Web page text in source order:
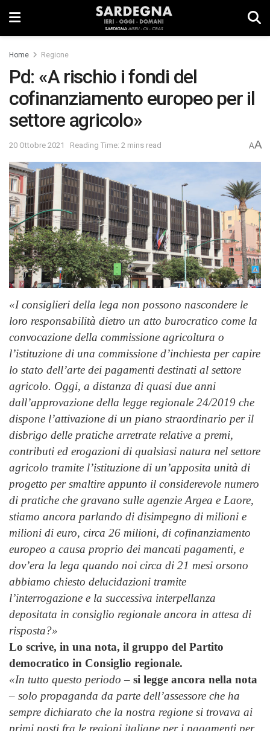
Home Regione
Pd: «A rischio i fondi del
cofinanziamento europeo per il
settore agricolo»
20 Ottobre 2021 Reading Time: 2 mins read AA
«I consiglieri della lega non possono nascondere le
loro responsabilità dietro un atto burocratico come la
convocazione della commissione agricoltura o
l’istituzione di una commissione d’inchiesta per capire
lo stato dell’arte dei pagamenti destinati al settore
agricolo. Oggi, a distanza di quasi due anni
dall’approvazione della legge regionale 24/2019 che
dispone l’attivazione di un piano straordinario per il
disbrigo delle pratiche arretrate relative a premi,
contributi ed erogazioni di qualsiasi natura nel settore
agricolo tramite l’istituzione di un’apposita unità di
progetto per smaltire appunto il considerevole numero
di pratiche che gravano sulle agenzie Argea e Laore,
stiamo ancora parlando di disimpegno di milioni e
milioni di euro, circa 26 milioni, di cofinanziamento
europeo a causa proprio dei mancati pagamenti, e
dov’era la lega quando noi circa di 21 mesi orsono
abbiamo chiesto delucidazioni tramite
l’interrogazione e la successiva interpellanza
depositata in consiglio regionale ancora in attesa di
risposta?»
Lo scrive, in una nota, il gruppo del Partito
democratico in Consiglio regionale.
«In tutto questo periodo – si legge ancora nella nota
– solo propaganda da parte dell’assessore che ha
sempre dichiarato che la nostra regione si trovava ai
primi posti fra le regioni italiane per i pagamenti per